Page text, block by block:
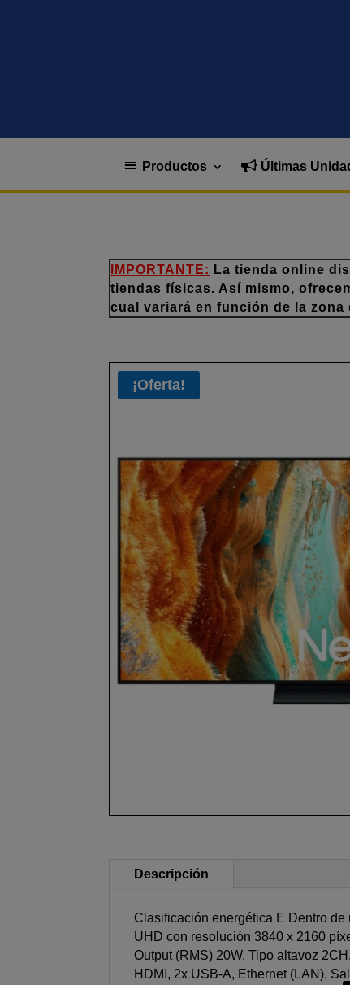
Productos Últimas
IMPORTANTE: La tienda online
tiendas físicas. Así mismo,
cual variará en función de la
¡Oferta!
Descripción
Clasificación energética E Dentro
UHD con resolución 3840 x 2160
Output (RMS) 20W, Tipo altavoz
HDMI, 2x USB-A, Ethernet (LAN),